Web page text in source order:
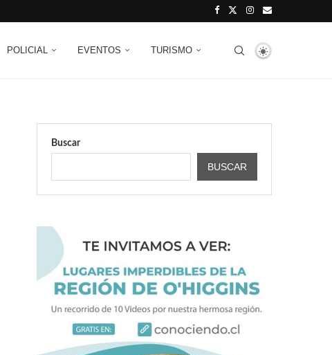
POLICIAL EVENTOS TURISMO
Buscar
BUSCAR